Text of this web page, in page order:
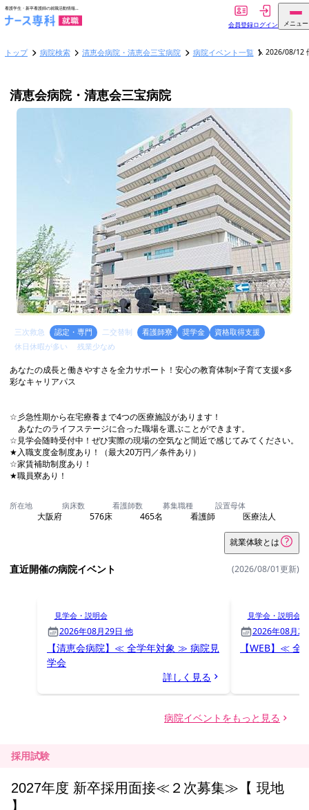
採用試験
2027年度 新卒採用面接≪２次募集≫【 現地
】